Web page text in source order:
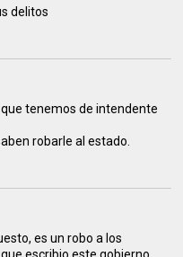
delitos
tenemos de intendente
robarle al estado.
es un robo a los
escribio este gobierno